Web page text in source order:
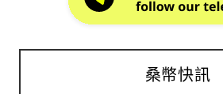
桑幣快訊